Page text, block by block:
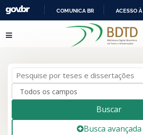
IR
PARA
COMUNICA BR ACESSO
Pular para o conteúdo
Buscar
Busca avançada